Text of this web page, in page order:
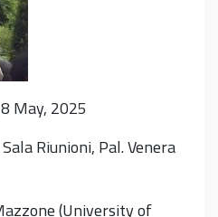
May, 2025
Riunioni, Pal. Venera
(University of